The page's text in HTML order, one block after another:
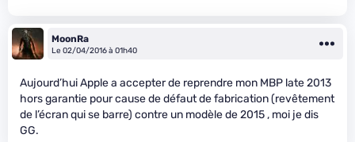
MoonRa
Le 02/04/2016 à 01h40
Aujourd’hui Apple a accepter de reprendre mon MBP late 2013
hors garantie pour cause de défaut de fabrication (revêtement
de l’écran qui se barre) contre un modèle de 2015 , moi je dis
GG.